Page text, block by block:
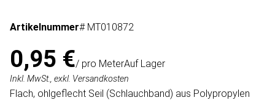
Artikelnummer# MT010872
0,95 €/ pro MeterAuf Lager
Inkl. MwSt., exkl. Versandkosten
Flach, ohlgeflecht Seil (Schlauchband) aus Polypropylen